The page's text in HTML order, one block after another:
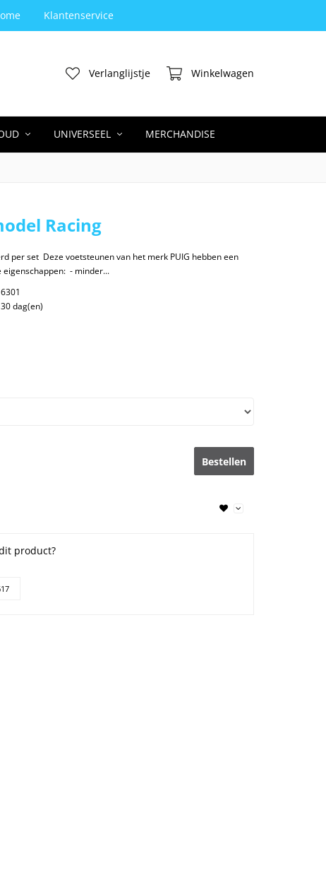
Klantenservice
Verlanglijstje Winkelwagen
UNIVERSEEL MERCHANDISE
Racing
per set Deze voetsteunen van het merk PUIG hebben een
eigenschappen: - minder...
6301
30 dag(en)
Bestellen
product?